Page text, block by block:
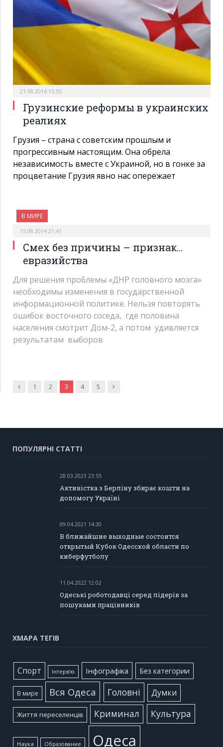
21.08.2014 15:55
Грузинские реформы в украинских
реалиях
Грузия – страна с советским прошлым и
прогрессивным настоящим. Она обрела
независимость вместе с Украиной, но в гонке за
процветание Грузия явно нас опережает
В МИРЕ
15.08.2014 21:41
Смех без причины – признак…
евразийства
Для решения проблемы «ДНР головного мозга»
необходимы изменения в государственной
информационной политике. Нельзя повторять
ошибок восточного соседа, где половина
населения смотрит Дом-2, а потом удивляется
результатам выборов
Попередня
1 2 3 4 5 Наступна
ПОПУЛЯРНІ СТАТТІ
28.03.2023 23:55
Активістка з Берліну збирає кошти на
допомогу Україні
09.04.2021 14:30
В ближайшие выходные состоится
открытый Кубок Одесской области по
киберфутболу
11.04.2022 12:02
Одеські роботодавці серед лідерів за
пошуками працівників
ХМАРА ТЕГІВ
Cпорт Інтерв'ю Інфографіка Без категории
В мире Вся Одеса Головні Думки
Життя переселенців Криминал Культура
Наука Образование Одеса